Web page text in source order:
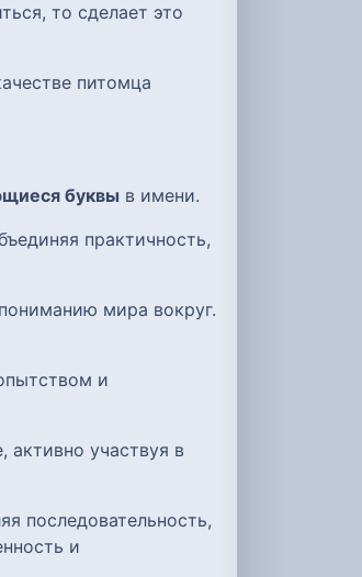
то сделает это
питомца
буквы в имени.
практичность,
мира вокруг.
и
активно участвуя в
последовательность,
и